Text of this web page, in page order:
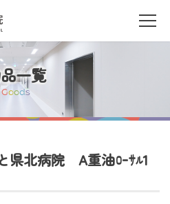
一覧
Goods
県北病院 A重油ﾛｰｻﾙ1